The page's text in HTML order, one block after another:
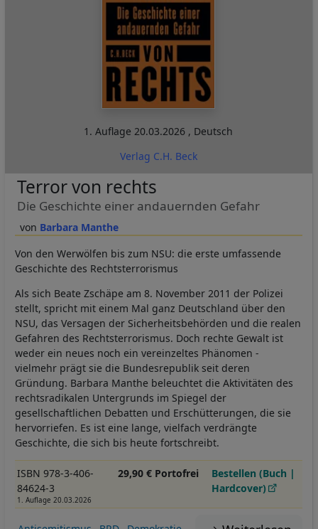
1. Auflage20.03.2026 , Deutsch
Verlag C.H. Beck
Barbara Manthe
Terror von rechts
Die Geschichte einer andauernden Gefahr
Von den Werwölfen bis zum NSU: die erste umfassende
Geschichte des Rechtsterrorismus
Als sich Beate Zschäpe am 8. November 2011 der Polizei
stellt, spricht mit einem Mal ganz Deutschland über den
NSU, das Versagen der Sicherheitsbehörden und die realen
Gefahren des Rechtsterrorismus. Doch rechte Gewalt ist
weder ein neues noch ein vereinzeltes Phänomen -
vielmehr prägt sie die Bundesrepublik seit deren
Gründung. Barbara Manthe beleuchtet die Aktivitäten des
rechtsradikalen Untergrunds im Spiegel der
gesellschaftlichen Debatten und Erschütterungen, die sie
hervorriefen. Es ist eine lange, vielfach verdrängte
Geschichte, die sich bis heute fortschreibt.
ISBN 978-3-406-
84624-3
1. Auflage 20.03.2026
29,90 € Portofrei
Bestellen (Buch |
Hardcover)